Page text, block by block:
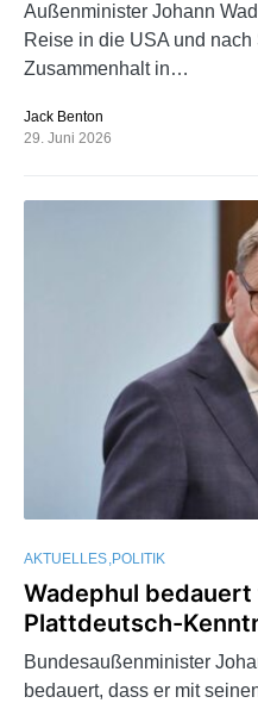
Außenminister Johann
Reise in die USA und
Zusammenhalt in…
Jack Benton
29. Juni 2026
AKTUELLES POLITIK
Wadephul
Plattdeutsch-
Bundesaußenminister
bedauert, dass er mit